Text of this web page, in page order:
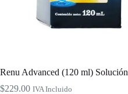
Renu Advanced (120 ml) Solución
$229.00 IVA Incluido